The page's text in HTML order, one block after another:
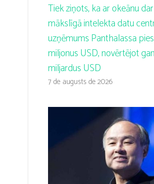
Tiek ziņots, ka ar okeānu
mākslīgā intelekta datu
uzņēmums Panthalassa
miljonus USD, novērtējot
miljardus USD
7 de augusts de 2026